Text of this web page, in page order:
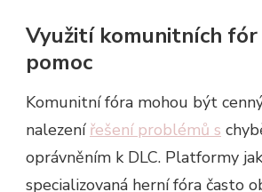
Využití komunitních
pomoc
Komunitní fóra mohou být
nalezení řešení problémů s
oprávněním k DLC. Platformy
specializovaná herní fóra často